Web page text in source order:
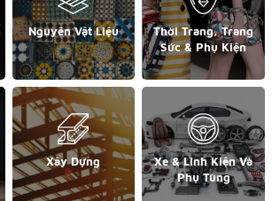
Nguyên Vật Liệu
Thời Trang, Trang
Sức & Phụ Kiện
Xây Dựng
Xe & Linh Kiện Và
Phụ Tùng